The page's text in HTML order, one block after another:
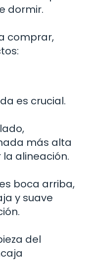
dormir.
comprar,
es crucial.
más alta
alineación.
boca arriba,
y suave
del